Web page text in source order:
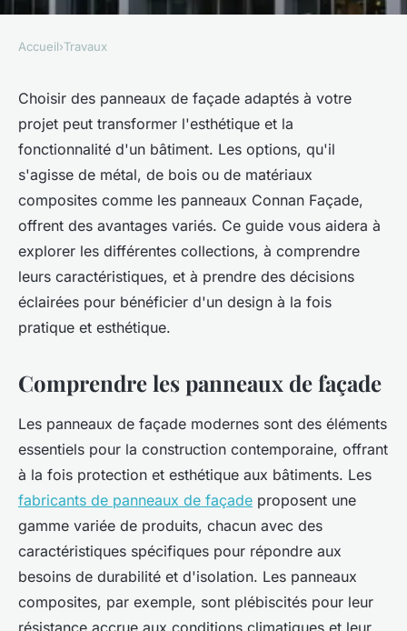
Panneaux de façade : choisir le
meilleur pour votre projet
Timéo•29 janvier 2025• 4 min de lecture
Accueil›Travaux
Choisir des panneaux de façade adaptés à votre
projet peut transformer l'esthétique et la
fonctionnalité d'un bâtiment. Les options, qu'il
s'agisse de métal, de bois ou de matériaux
composites comme les panneaux Connan Façade,
offrent des avantages variés. Ce guide vous aidera à
explorer les différentes collections, à comprendre
leurs caractéristiques, et à prendre des décisions
éclairées pour bénéficier d'un design à la fois
pratique et esthétique.
Comprendre les panneaux de façade
Les panneaux de façade modernes sont des éléments
essentiels pour la construction contemporaine, offrant
à la fois protection et esthétique aux bâtiments. Les
fabricants de panneaux de façade proposent une
gamme variée de produits, chacun avec des
caractéristiques spécifiques pour répondre aux
besoins de durabilité et d'isolation. Les panneaux
composites, par exemple, sont plébiscités pour leur